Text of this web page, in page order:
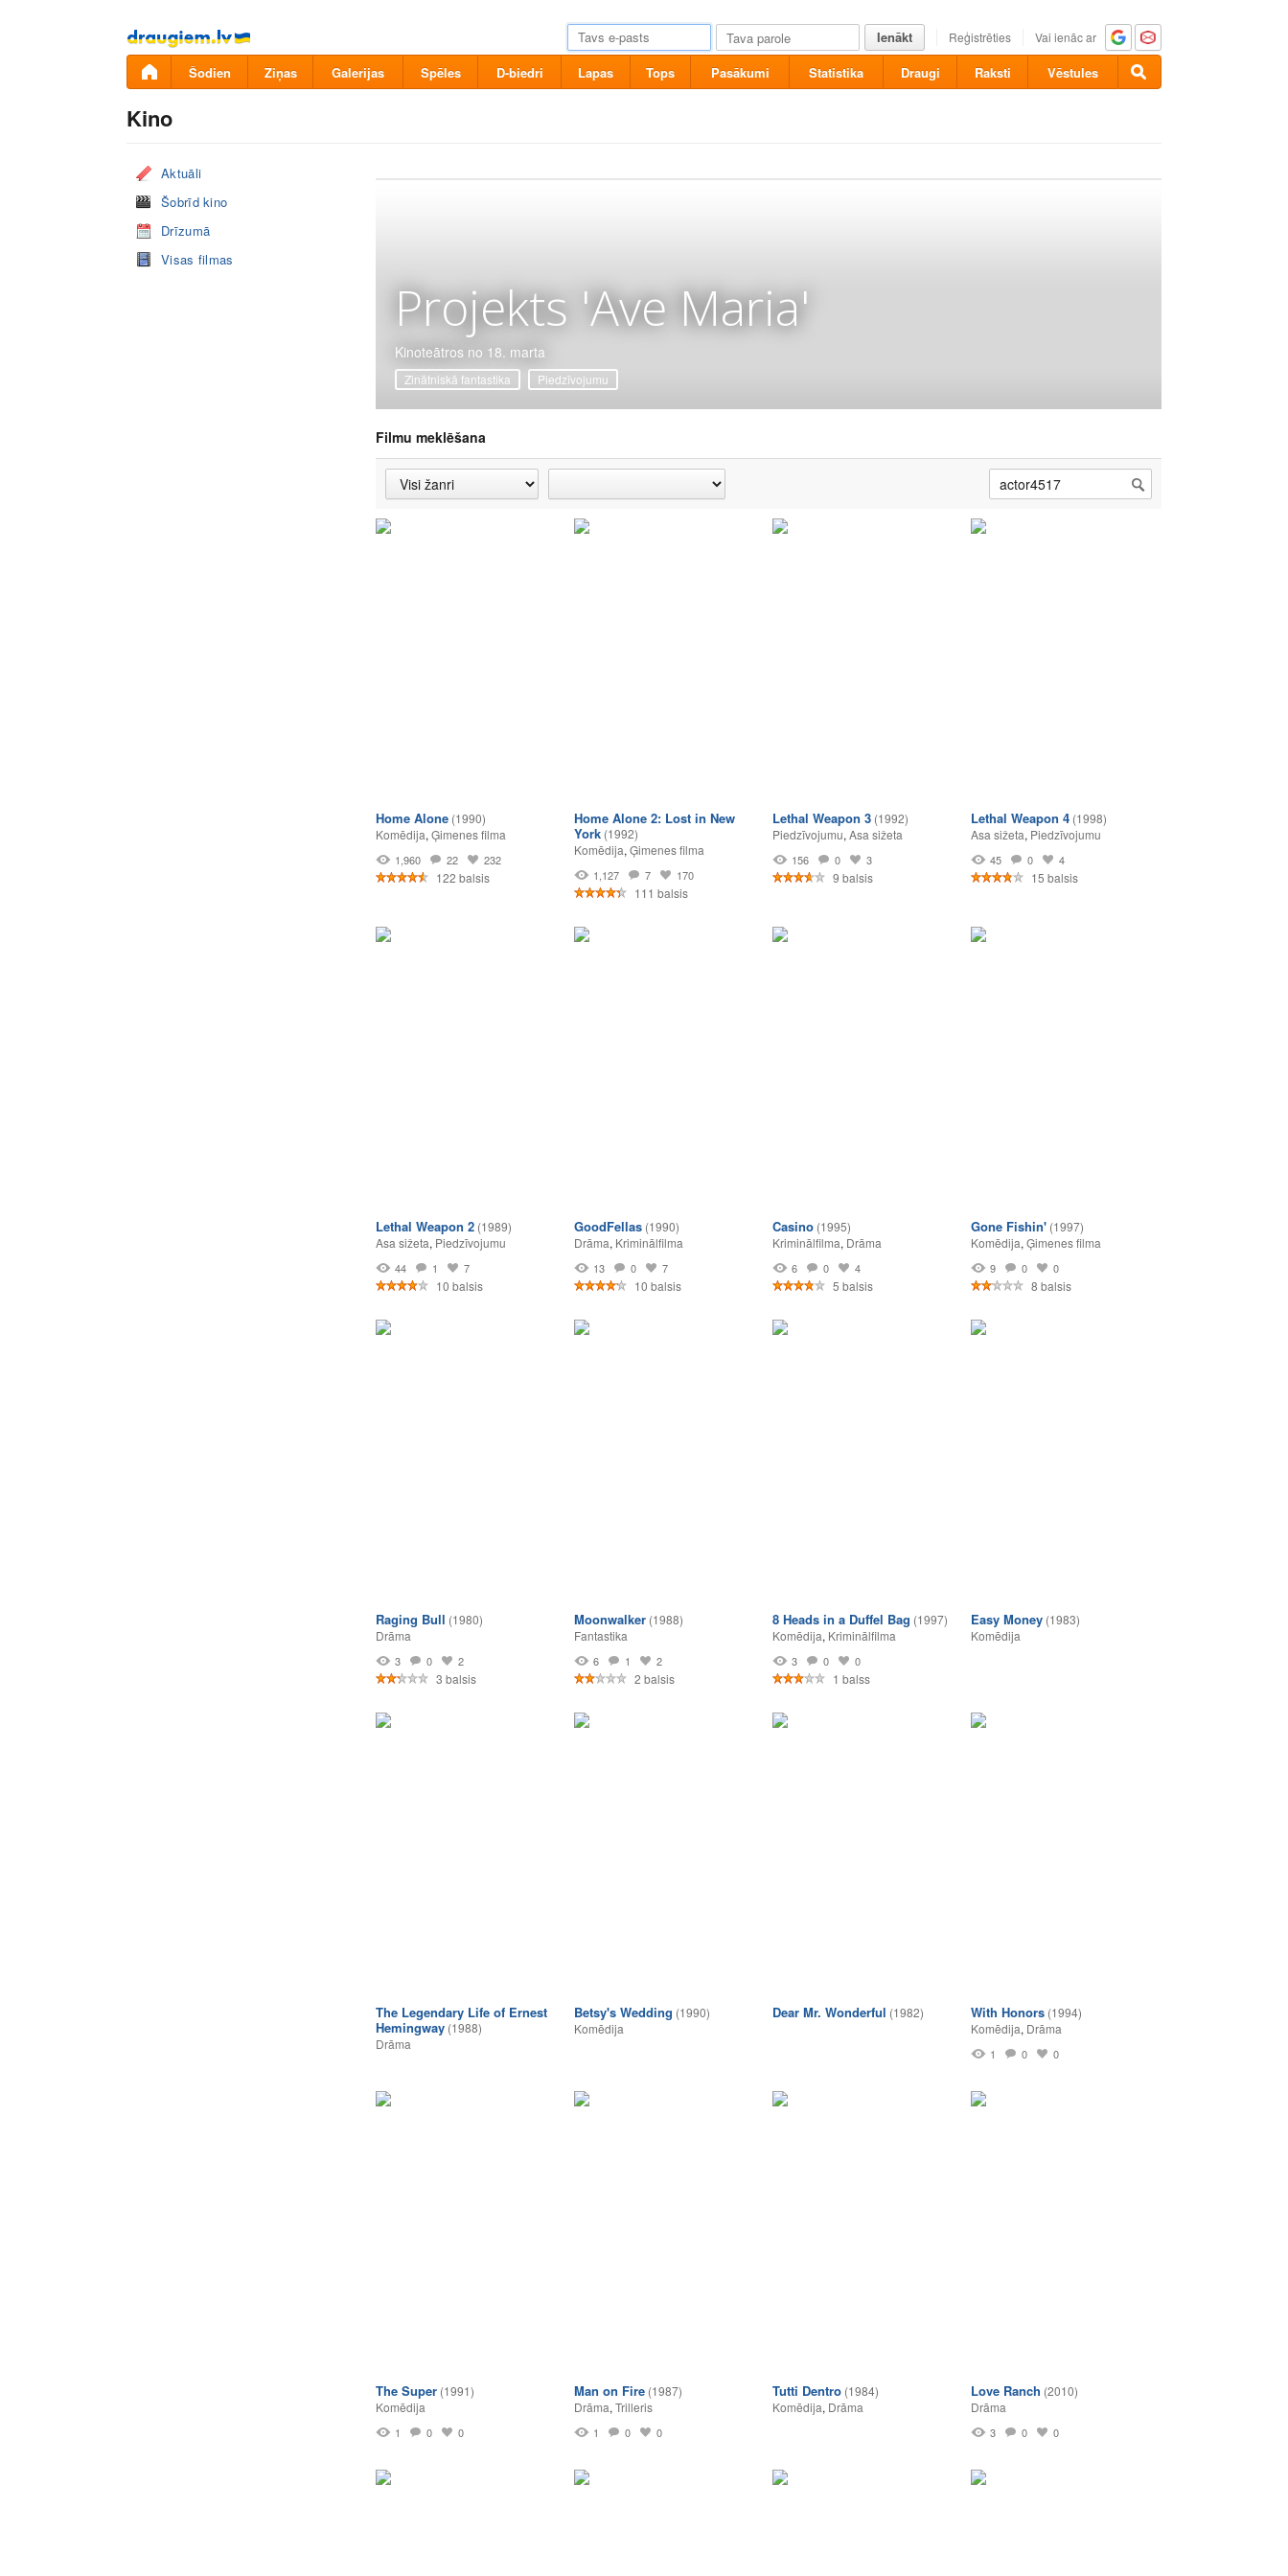
Pāriet
uz
saturu
Ienākt Reģistrēties Vai ienāc ar
Šodien Ziņas Galerijas Spēles D-biedri Lapas Tops Pasākumi Statistika Draugi Raksti Vēstules
Kino
Aktuāli
Šobrīd kino
Drīzumā
Visas filmas
Projekts 'Ave Maria'
Kinoteātros no 18. marta
Zinātniskā fantastika Piedzīvojumu
Filmu meklēšana
Home Alone (1990)
Komēdija, Ģimenes filma
1,960 22 232
122 balsis
Home Alone 2: Lost in New
York (1992)
Komēdija, Ģimenes filma
1,127 7 170
111 balsis
Lethal Weapon 3 (1992)
Piedzīvojumu, Asa sižeta
156 0 3
9 balsis
Lethal Weapon 4 (1998)
Asa sižeta, Piedzīvojumu
45 0 4
15 balsis
Lethal Weapon 2 (1989)
Asa sižeta, Piedzīvojumu
44 1 7
10 balsis
GoodFellas (1990)
Drāma, Kriminālfilma
13 0 7
10 balsis
Casino (1995)
Kriminālfilma, Drāma
6 0 4
5 balsis
Gone Fishin' (1997)
Komēdija, Ģimenes filma
9 0 0
8 balsis
Raging Bull (1980)
Drāma
3 0 2
3 balsis
Moonwalker (1988)
Fantastika
6 1 2
2 balsis
8 Heads in a Duffel Bag (1997)
Komēdija, Kriminālfilma
3 0 0
1 balss
Easy Money (1983)
Komēdija
The Legendary Life of Ernest
Hemingway (1988)
Drāma
Betsy's Wedding (1990)
Komēdija
Dear Mr. Wonderful (1982) With Honors (1994)
Komēdija, Drāma
1 0 0
The Super (1991)
Komēdija
1 0 0
Man on Fire (1987)
Drāma, Trilleris
1 0 0
Tutti Dentro (1984)
Komēdija, Drāma
Love Ranch (2010)
Drāma
3 0 0